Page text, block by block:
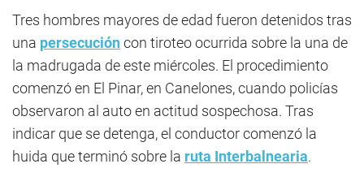
Tres hombres mayores de edad fueron detenidos tras
una persecucióncon tiroteo ocurrida sobre la una de
la madrugada de este miércoles. El procedimiento
comenzó en El Pinar, en Canelones, cuando policías
observaron al auto en actitud sospechosa. Tras
indicar que se detenga, el conductor comenzó la
huida que terminó sobre la ruta Interbalnearia.